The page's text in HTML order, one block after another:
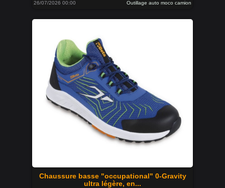
26/07/2026 00:00 Outillage auto moco camion
Chaussure basse "occupational" 0-Gravity
ultra légère, en...